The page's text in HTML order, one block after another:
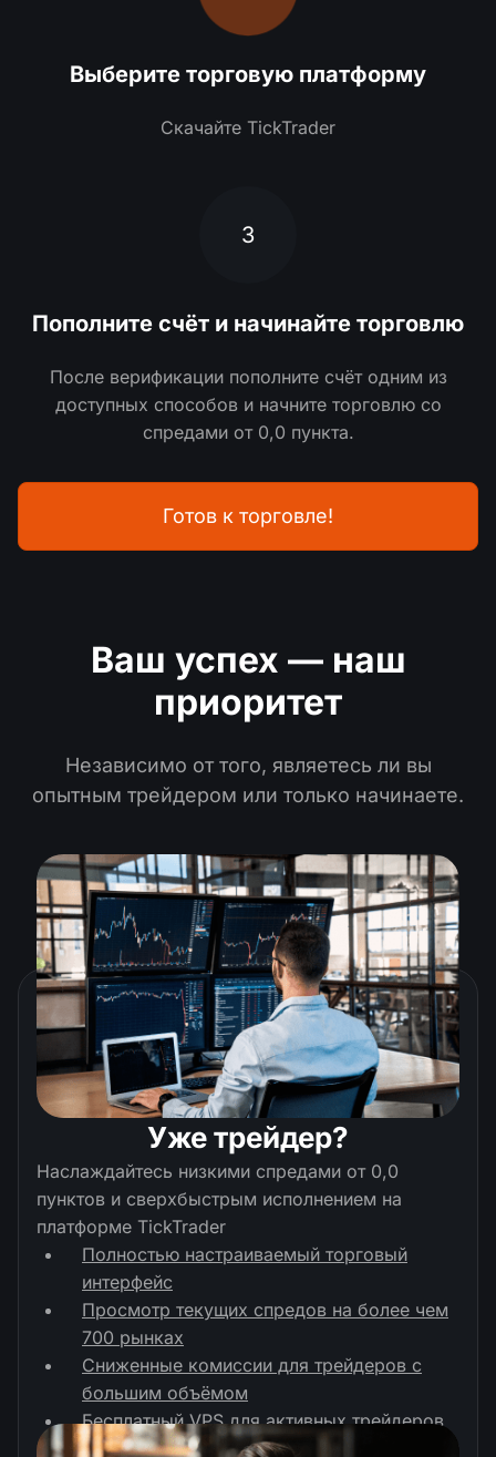
Выберите торговую платформу
Скачайте TickTrader
3
Пополните счёт и начинайте торговлю
После верификации пополните счёт одним из
доступных способов и начните торговлю со
спредами от 0,0 пункта.
Готов к торговле!
Ваш успех — наш
приоритет
Независимо от того, являетесь ли вы
опытным трейдером или только начинаете.
Уже трейдер?
Наслаждайтесь низкими спредами от 0,0
пунктов и сверхбыстрым исполнением на
платформе TickTrader
Полностью настраиваемый торговый
интерфейс
Просмотр текущих спредов на более чем
700 рынках
Сниженные комиссии для трейдеров с
большим объёмом
Бесплатный VPS для активных трейдеров